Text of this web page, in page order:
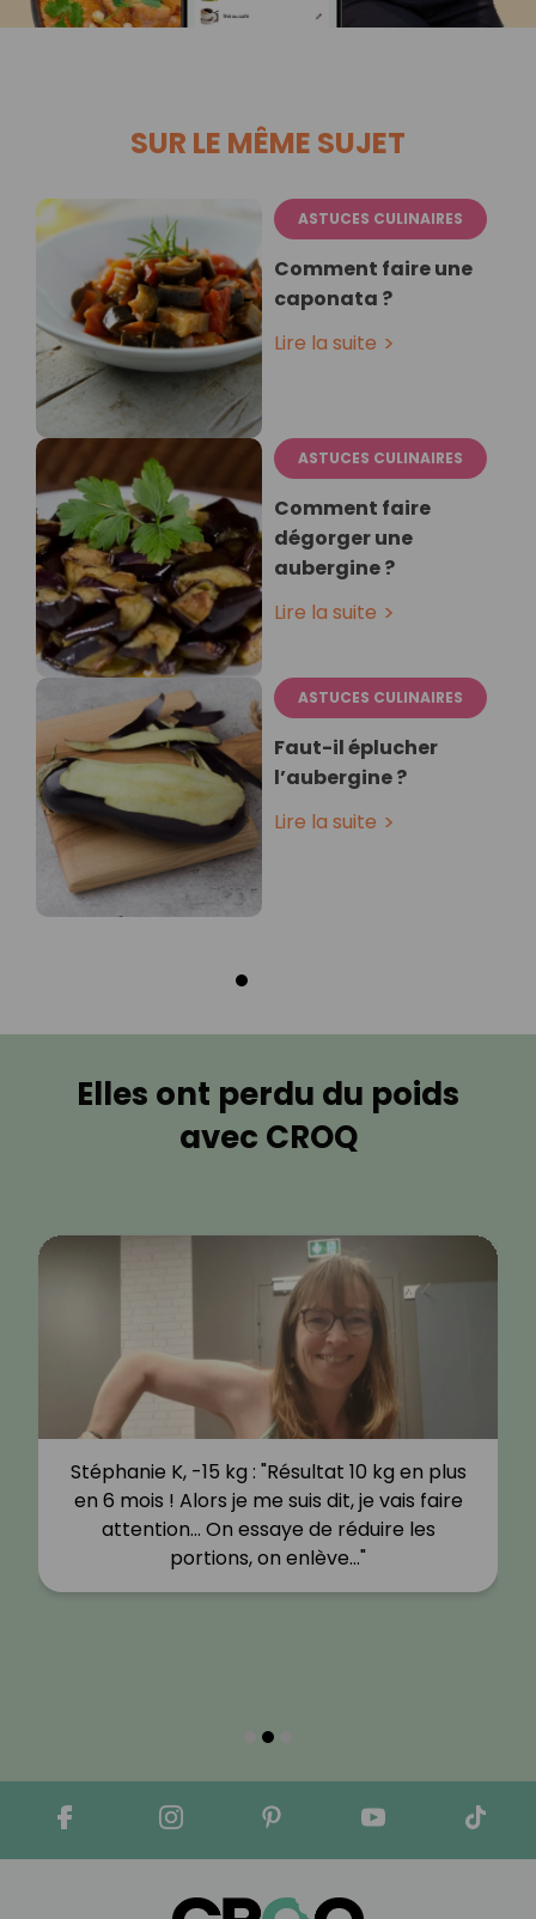
SUR LE MÊME SUJET
ASTUCES CULINAIRES
Comment faire une
caponata ?
Lire la suite
ASTUCES CULINAIRES
Comment faire
dégorger une
aubergine ?
Lire la suite
ASTUCES CULINAIRES
Faut-il éplucher
l’aubergine ?
Lire la suite
Elles ont perdu du poids
avec CROQ
Stéphanie K, -15 kg : "Résultat 10 kg en plus
en 6 mois ! Alors je me suis dit, je vais faire
attention… On essaye de réduire les
portions, on enlève…"